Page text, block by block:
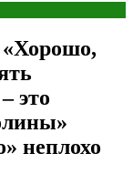
это
неплохо